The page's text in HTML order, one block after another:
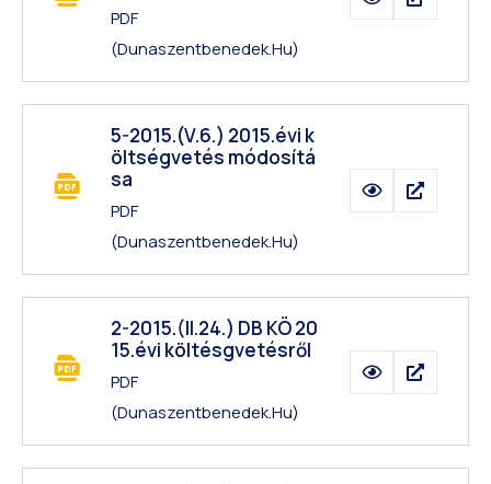
PDF
(dunaszentbenedek.hu)
5-2015.(V.6.) 2015.évi k
öltségvetés módosítá
sa
PDF
(dunaszentbenedek.hu)
2-2015.(II.24.) DB KÖ 20
15.évi költésgvetésről
PDF
(dunaszentbenedek.hu)